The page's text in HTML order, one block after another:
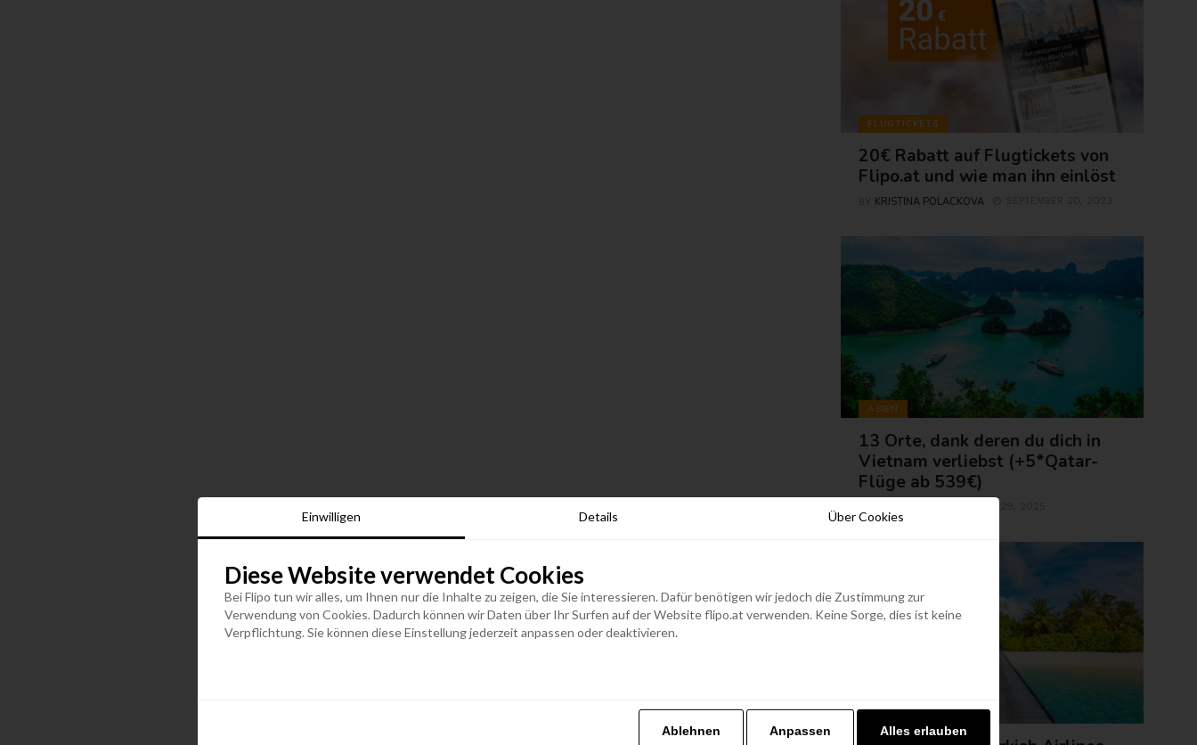
FLUGTICKETS
20€ Rabatt auf Flugtickets von
Flipo.at und wie man ihn einlöst
KRISTINA POLACKOVA
ASIEN
13 Orte, dank deren du dich in
Vietnam verliebst (+5*Qatar-
Flüge ab 539€)
FLUGTICKETS
Einwilligen Details Über Cookies
Diese Website verwendet Cookies
Bei Flipo tun wir alles, um Ihnen nur die Inhalte zu zeigen, die Sie interessieren. Dafür benötigen wir jedoch die Zustimmung zur
Verwendung von Cookies. Dadurch können wir Daten über Ihr Surfen auf der Website flipo.at verwenden. Keine Sorge, dies ist keine
Verpflichtung. Sie können diese Einstellung jederzeit anpassen oder deaktivieren.
Ablehnen Anpassen Alles erlauben